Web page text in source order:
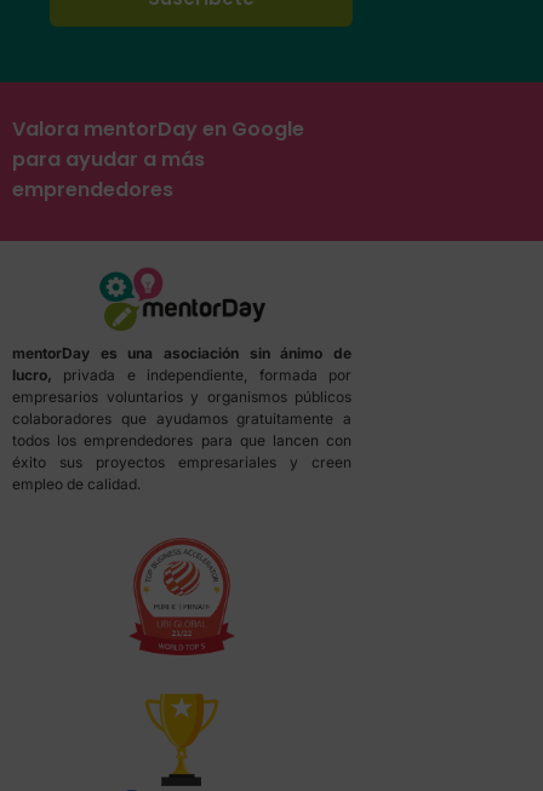
Valora mentorDay en Google
para ayudar a más
emprendedores
mentorDay es una asociación sin ánimo de
lucro, privada e independiente, formada por
empresarios voluntarios y organismos públicos
colaboradores que ayudamos gratuitamente a
todos los emprendedores para que lancen con
éxito sus proyectos empresariales y creen
empleo de calidad.